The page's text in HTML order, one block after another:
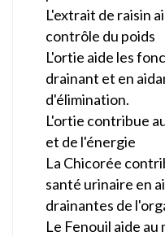
L'extrait de raisin
contrôle du poids
L'ortie aide les
drainant et en
d'élimination.
L'ortie contribue
et de l'énergie
La Chicorée
santé urinaire en
drainantes de
Le Fenouil aide au